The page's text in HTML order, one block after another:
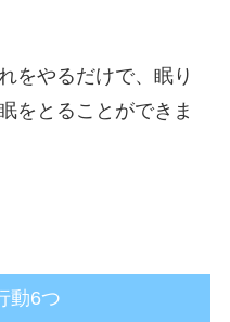
をやるだけで、眠り
をとることができま
動6つ